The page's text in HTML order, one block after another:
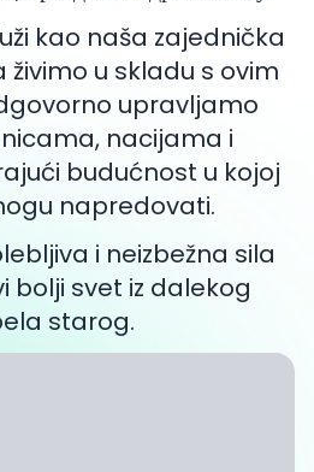
kao naša zajednička
u skladu s ovim
upravljamo
nacijama i
budućnost u kojoj
napredovati.
i neizbežna sila
bolji svet iz dalekog
starog.